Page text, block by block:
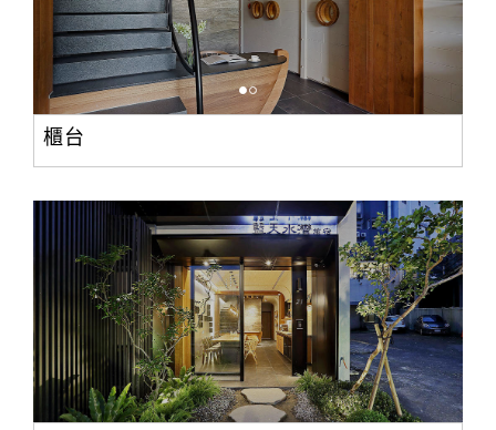
櫃台